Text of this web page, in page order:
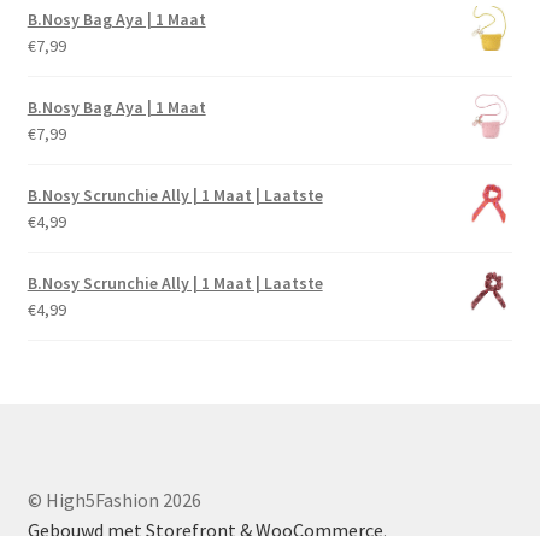
B.Nosy Bag Aya | 1 Maat
€7,99
B.Nosy Bag Aya | 1 Maat
€7,99
B.Nosy Scrunchie Ally | 1 Maat | Laatste
€4,99
B.Nosy Scrunchie Ally | 1 Maat | Laatste
€4,99
© High5Fashion 2026
Gebouwd met Storefront & WooCommerce.